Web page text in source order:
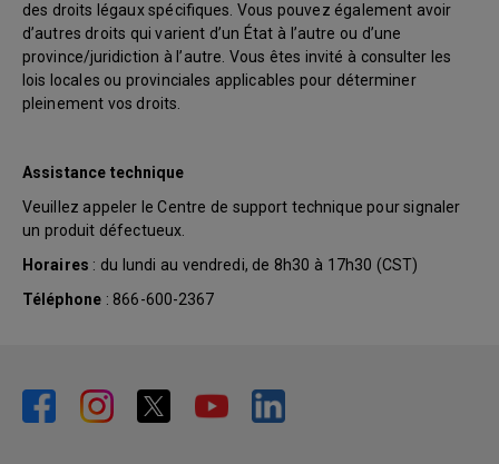
des droits légaux spécifiques. Vous pouvez également avoir
d’autres droits qui varient d’un État à l’autre ou d’une
province/juridiction à l’autre. Vous êtes invité à consulter les
lois locales ou provinciales applicables pour déterminer
pleinement vos droits.
Assistance technique
Veuillez appeler le Centre de support technique pour signaler
un produit défectueux.
Horaires : du lundi au vendredi, de 8h30 à 17h30 (CST)
Téléphone : 866-600-2367